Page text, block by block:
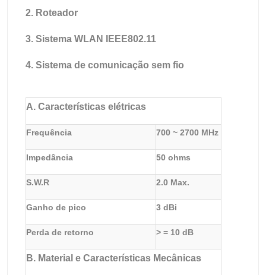
2. Roteador
3. Sistema WLAN IEEE802.11
4. Sistema de comunicação sem fio
A. Características elétricas
Frequência 700 ~ 2700 MHz
Impedância 50 ohms
S.W.R 2.0 Max.
Ganho de pico 3 dBi
Perda de retorno > = 10 dB
B. Material e Características Mecânicas